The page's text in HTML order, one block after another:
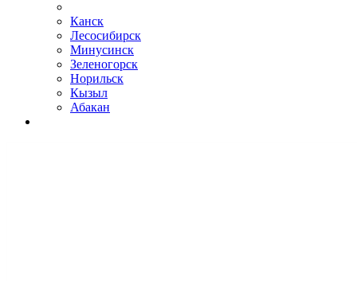
Канск
Лесосибирск
Минусинск
Зеленогорск
Норильск
Кызыл
Абакан